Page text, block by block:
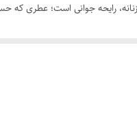
رایحه جوانی است؛ عطری که